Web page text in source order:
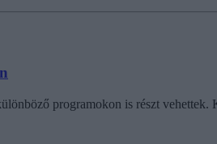
programokon is részt